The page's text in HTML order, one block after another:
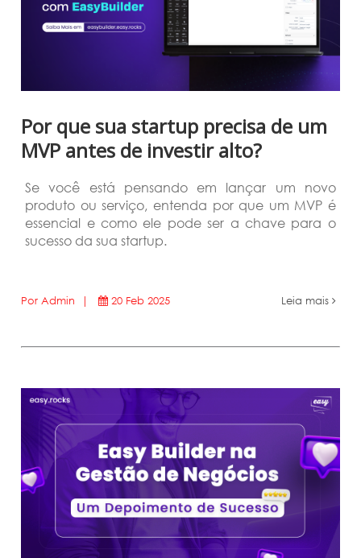
Por que sua startup precisa de um
MVP antes de investir alto?
Se você está pensando em lançar um novo
produto ou serviço, entenda por que um MVP é
essencial e como ele pode ser a chave para o
sucesso da sua startup.
Por Admin | 20 Feb 2025 Leia mais